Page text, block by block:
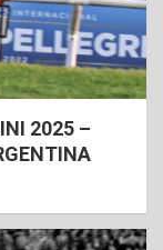
2025 –